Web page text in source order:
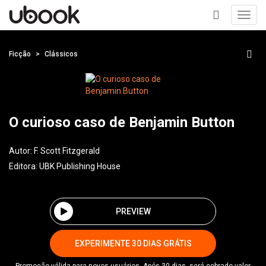
+
Ficção Clássicos
O curioso caso de Benjamin Button
Autor: F. Scott Fitzgerald
Editora: UBK Publishing House
PREVIEW
EXPERIMENTE 30 DIAS GRÁTIS